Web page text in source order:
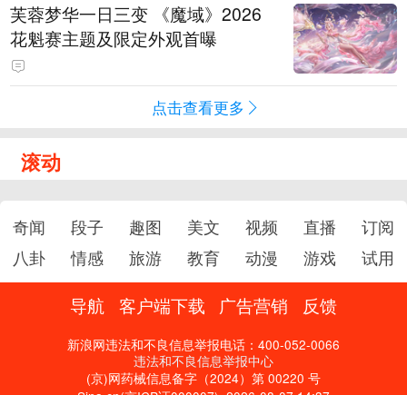
芙蓉梦华一日三变 《魔域》2026
花魁赛主题及限定外观首曝
点击查看更多
滚动
奇闻 段子 趣图 美文 视频 直播
订阅
八卦
情感 旅游 教育 动漫 游戏 试用
导航 客户端下载 广告营销 反馈
新浪网违法和不良信息举报电话：400-052-0066
违法和不良信息举报中心
(京)网药械信息备字（2024）第 00220 号